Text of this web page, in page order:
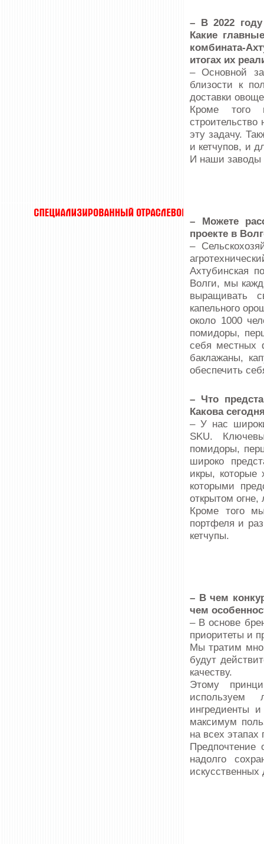
– В 2022
Какие
комбината-
итогах их
– Основной
близости к
доставки
Кроме того
эту задачу.
и кетчупов, и
И наши заводы
– Можете
проекте в
–
Ахтубинская
Волги, мы
выращивать
капельного
около 1000
помидоры,
себя местных
баклажаны,
обеспечить
– Что
Какова
– У нас
SKU.
помидоры,
широко
икры, которые
которыми
открытом огне,
Кроме того
портфеля и
кетчупы.
– В чем
чем
– В основе
приоритеты и
Мы тратим
будут
качеству.
Этому
используем
ингредиенты
максимум
на всех этапах
Предпочтение
надолго
искусственных